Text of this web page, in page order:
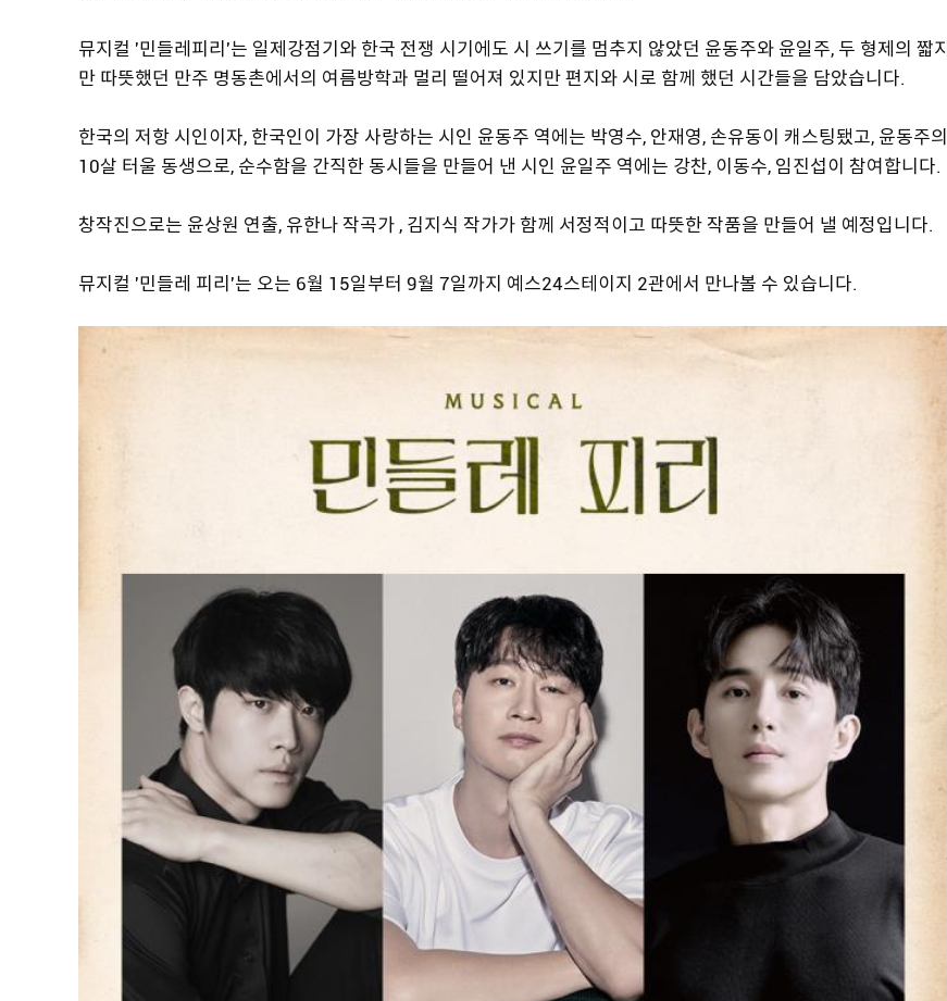
뮤지컬 '민들레피리'는 일제강점기와 한국 전쟁 시기에도 시 쓰기를 멈추지 않았던 윤동주와 윤일주, 두 형제의 짧지
만 따뜻했던 만주 명동촌에서의 여름방학과 멀리 떨어져 있지만 편지와 시로 함께 했던 시간들을 담았습니다.
한국의 저항 시인이자, 한국인이 가장 사랑하는 시인 윤동주 역에는 박영수, 안재영, 손유동이 캐스팅됐고, 윤동주의
10살 터울 동생으로, 순수함을 간직한 동시들을 만들어 낸 시인 윤일주 역에는 강찬, 이동수, 임진섭이 참여합니다.
창작진으로는 윤상원 연출, 유한나 작곡가 , 김지식 작가가 함께 서정적이고 따뜻한 작품을 만들어 낼 예정입니다.
뮤지컬 '민들레 피리'는 오는 6월 15일부터 9월 7일까지 예스24스테이지 2관에서 만나볼 수 있습니다.